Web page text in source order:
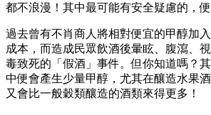
都不浪漫！其中最可能有安全疑慮的，
過去曾有不肖商人將相對便宜的甲醇加
成本，而造成民眾飲酒後暈眩、腹瀉、
毒致死的「假酒」事件。但你知道嗎？
中便會產生少量甲醇，尤其在釀造水果
又會比一般穀類釀造的酒類來得更多！